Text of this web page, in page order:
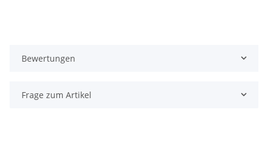
Bewertungen
Frage zum Artikel